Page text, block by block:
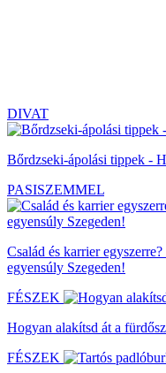
DIVAT
Bőrdzseki-ápolási tippek -
PASISZEMMEL
Család és karrier
egyensúly Szegeden!
FÉSZEK
Hogyan alakítsd át a
FÉSZEK